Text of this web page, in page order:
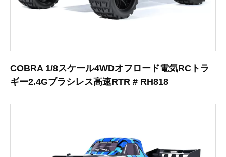
COBRA 1/8スケール4WDオフロード電気RCトラ
ギー2.4Gブラシレス高速RTR # RH818